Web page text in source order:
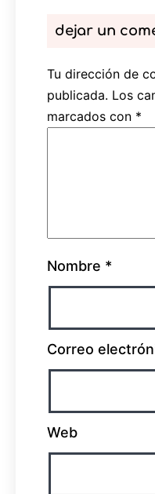
dejar un
Tu dirección de
publicada. Los
marcados con *
Nombre *
Correo
Web